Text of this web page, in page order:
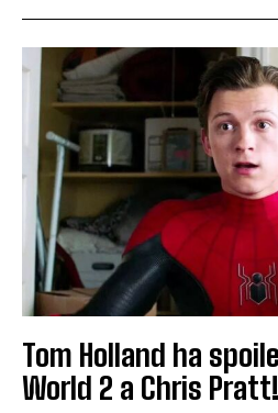
Tom Holland ha
World 2 a Chris Pratt!